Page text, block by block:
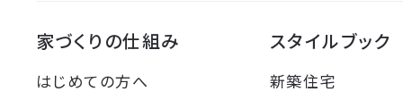
家づくりの仕組み
はじめての方へ
スタイルブック
新築住宅